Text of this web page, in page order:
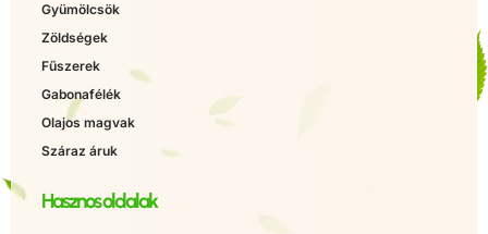
Gyümölcsök
Zöldségek
Fűszerek
Gabonafélék
Olajos magvak
Száraz áruk
Hasznos oldalak